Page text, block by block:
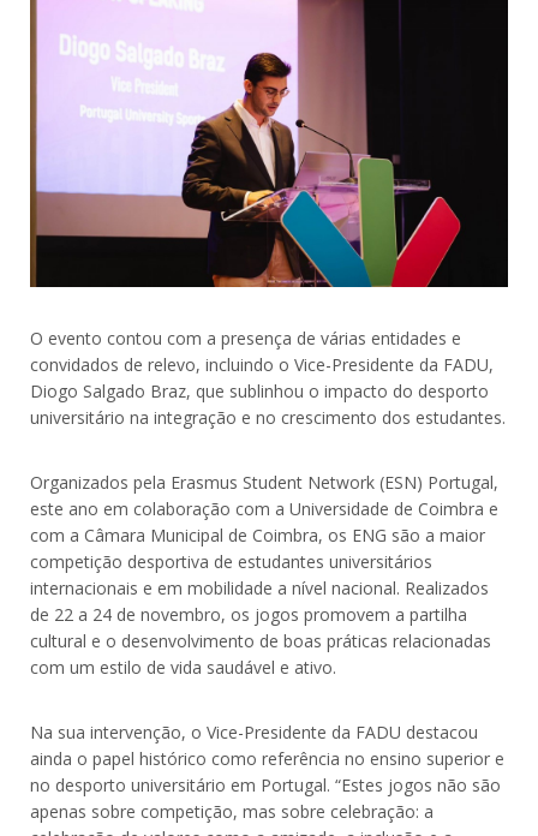
O evento contou com a presença de várias entidades e
convidados de relevo, incluindo o Vice-Presidente da FADU,
Diogo Salgado Braz, que sublinhou o impacto do desporto
universitário na integração e no crescimento dos estudantes.
Organizados pela Erasmus Student Network (ESN) Portugal,
este ano em colaboração com a Universidade de Coimbra e
com a Câmara Municipal de Coimbra, os ENG são a maior
competição desportiva de estudantes universitários
internacionais e em mobilidade a nível nacional. Realizados
de 22 a 24 de novembro, os jogos promovem a partilha
cultural e o desenvolvimento de boas práticas relacionadas
com um estilo de vida saudável e ativo.
Na sua intervenção, o Vice-Presidente da FADU destacou
ainda o papel histórico como referência no ensino superior e
no desporto universitário em Portugal. “Estes jogos não são
apenas sobre competição, mas sobre celebração: a